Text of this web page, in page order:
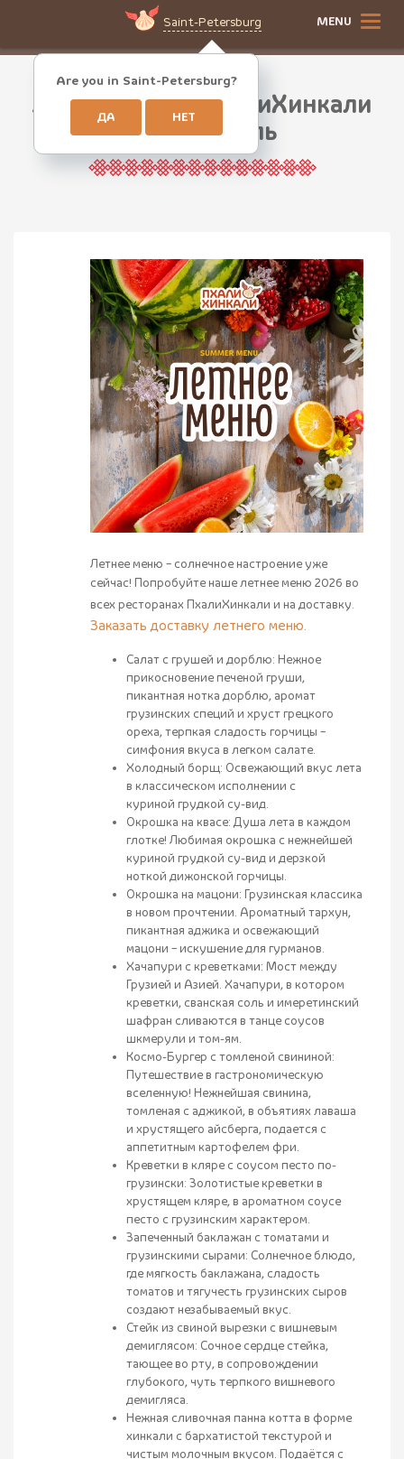
Saint-Petersburg
Are you in Saint-Petersburg?
ДА НЕТ
MENU
Летнее меню ПхалиХинкали
Севастополь
Летнее меню – солнечное настроение уже
сейчас! Попробуйте наше летнее меню 2026 во
всех ресторанах ПхалиХинкали и на доставку.
Заказать доставку летнего меню.
Салат с грушей и дорблю: Нежное
прикосновение печеной груши,
пикантная нотка дорблю, аромат
грузинских специй и хруст грецкого
ореха, терпкая сладость горчицы –
симфония вкуса в легком салате.
Холодный борщ: Освежающий вкус лета
в классическом исполнении с
куриной грудкой су-вид.
Окрошка на квасе: Душа лета в каждом
глотке! Любимая окрошка с нежнейшей
куриной грудкой су-вид и дерзкой
ноткой дижонской горчицы.
Окрошка на мацони: Грузинская классика
в новом прочтении. Ароматный тархун,
пикантная аджика и освежающий
мацони – искушение для гурманов.
Хачапури с креветками: Мост между
Грузией и Азией. Хачапури, в котором
креветки, сванская соль и имеретинский
шафран сливаются в танце соусов
шкмерули и том-ям.
Космо-Бургер с томленой свининой:
Путешествие в гастрономическую
вселенную! Нежнейшая свинина,
томленая с аджикой, в объятиях лаваша
и хрустящего айсберга, подается с
аппетитным картофелем фри.
Креветки в кляре с соусом песто по-
грузински: Золотистые креветки в
хрустящем кляре, в ароматном соусе
песто с грузинским характером.
Запеченный баклажан с томатами и
грузинскими сырами: Солнечное блюдо,
где мягкость баклажана, сладость
томатов и тягучесть грузинских сыров
создают незабываемый вкус.
Стейк из свиной вырезки с вишневым
демиглясом: Сочное сердце стейка,
тающее во рту, в сопровождении
глубокого, чуть терпкого вишневого
демигляса.
Нежная сливочная панна котта в форме
хинкали с бархатистой текстурой и
чистым молочным вкусом. Подаётся с